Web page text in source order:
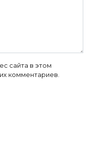
сайта в этом
комментариев.